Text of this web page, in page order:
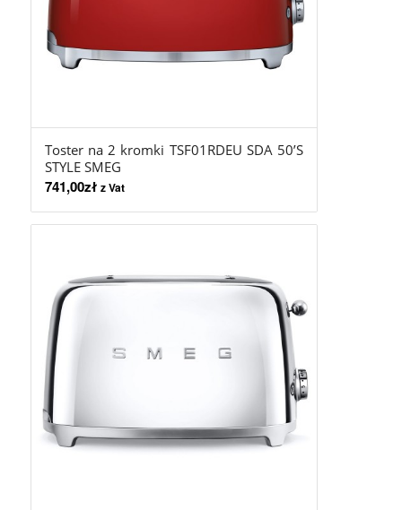
Toster na 2 kromki TSF01RDEU SDA 50’S
STYLE SMEG
741,00zł z Vat